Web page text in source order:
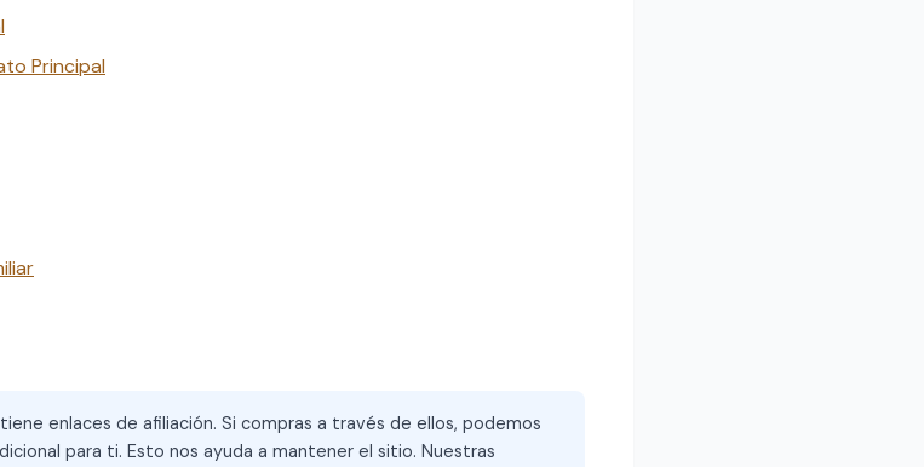
Principal
enlaces de afiliación. Si compras a través de ellos, podemos
para ti. Esto nos ayuda a mantener el sitio. Nuestras